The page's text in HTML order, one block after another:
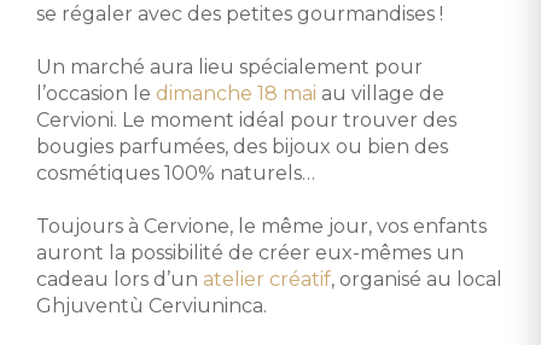
se régaler avec des petites gourmandises !
Un marché aura lieu spécialement pour
l’occasion le dimanche 18 mai au village de
Cervioni. Le moment idéal pour trouver des
bougies parfumées, des bijoux ou bien des
cosmétiques 100% naturels…
Toujours à Cervione, le même jour, vos enfants
auront la possibilité de créer eux-mêmes un
cadeau lors d’un atelier créatif, organisé au local
Ghjuventù Cerviuninca.